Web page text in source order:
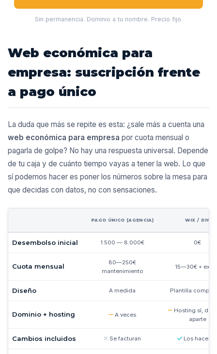
Sin permanencia. Dominio a tu nombre. Precio fijo.
Web económica para
empresa: suscripción frente
a pago único
La duda que más se repite es esta: ¿sale más a cuenta una
web económica para empresa por cuota mensual o
pagarla de golpe? No hay una respuesta universal. Depende
de tu caja y de cuánto tiempo vayas a tener la web. Lo que
sí podemos hacer es poner los números sobre la mesa para
que decidas con datos, no con sensaciones.
PAGO ÚNICO (AGENCIA) WIX / DIY
Desembolso inicial 1.500 — 8.000€ 0€
Cuota mensual
80—250€
mantenimiento
15—30€ +
Diseño A medida Plantilla
Dominio + hosting A veces
Hosting sí,
aparte
Cambios incluidos Se facturan Los haces